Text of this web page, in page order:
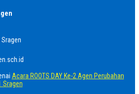
Acara ROOTS DAY Ke-2 Agen Perubahan
Sragen